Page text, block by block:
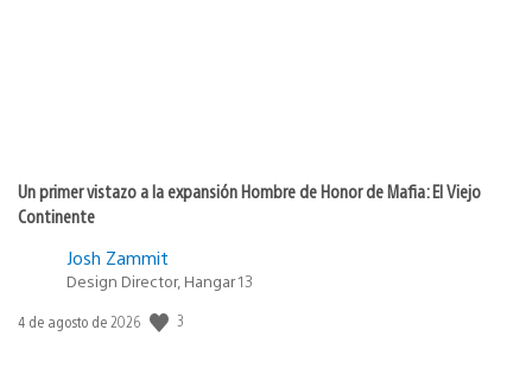
Un primer vistazo a la expansión Hombre de Honor de Mafia: El Viejo
Continente
Josh Zammit
Design Director, Hangar 13
Fecha
4 de agosto de 2026 3